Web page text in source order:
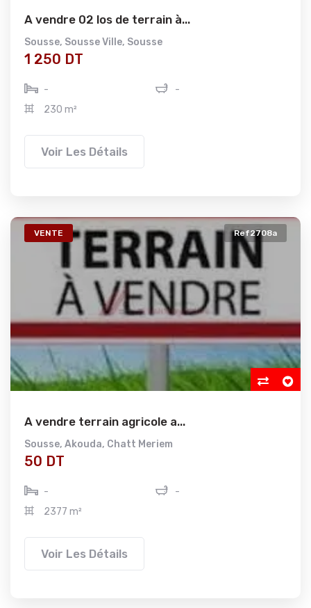
A vendre 02 los de terrain à...
Sousse, Sousse Ville, Sousse
1 250 DT
-
-
230 m²
Voir Les Détails
VENTE Ref2708a
A vendre terrain agricole a...
Sousse, Akouda, Chatt Meriem
50 DT
-
-
2377 m²
Voir Les Détails